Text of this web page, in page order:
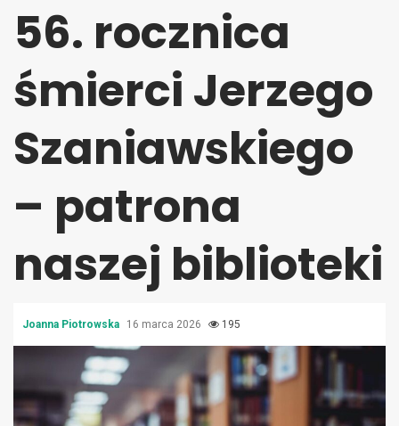
56. rocznica
śmierci Jerzego
Szaniawskiego
– patrona
naszej biblioteki
Joanna Piotrowska 16 marca 2026 195